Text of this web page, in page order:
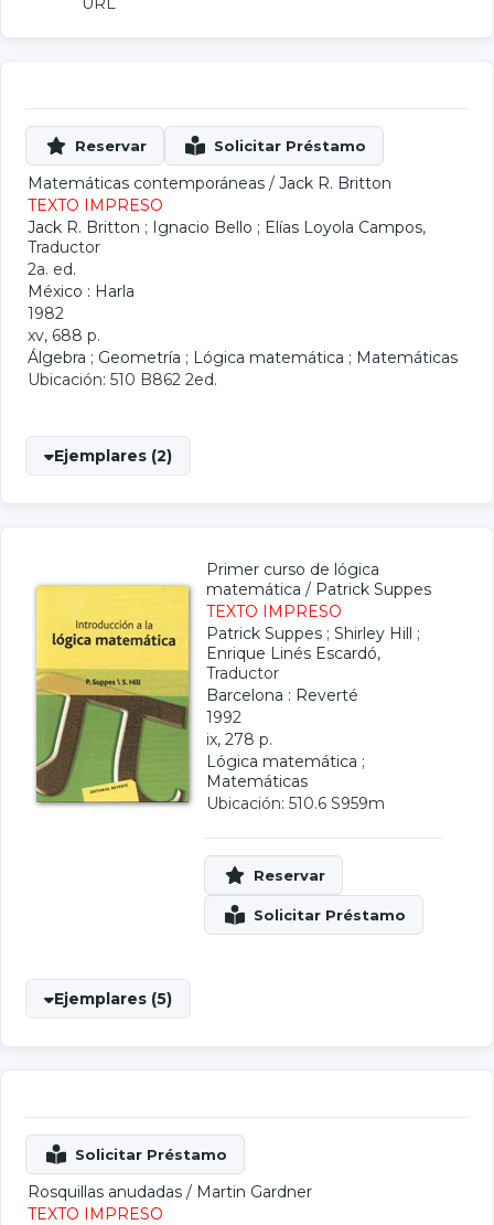
Matemáticas contemporáneas / Jack R. Britton
TEXTO IMPRESO
Jack R. Britton ; Ignacio Bello ; Elías Loyola Campos,
Traductor
2a. ed.
México : Harla
1982
xv, 688 p.
Álgebra ; Geometría ; Lógica matemática ; Matemáticas
Ubicación: 510 B862 2ed.
Ejemplares (2)
Primer curso de lógica
matemática / Patrick Suppes
TEXTO IMPRESO
Patrick Suppes ; Shirley Hill ;
Enrique Linés Escardó,
Traductor
Barcelona : Reverté
1992
ix, 278 p.
Lógica matemática ;
Matemáticas
Ubicación: 510.6 S959m
Ejemplares (5)
Rosquillas anudadas / Martin Gardner
TEXTO IMPRESO